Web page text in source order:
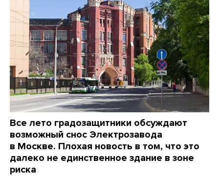
Все лето градозащитники обсуждают
возможный снос Электрозавода
в Москве. Плохая новость в том, что это
далеко не единственное здание в зоне
риска